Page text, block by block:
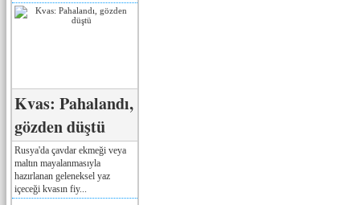
Kvas: Pahalandı,
gözden düştü
Rusya'da çavdar ekmeği veya
maltın mayalanmasıyla
hazırlanan geleneksel yaz
içeceği kvasın fiy...